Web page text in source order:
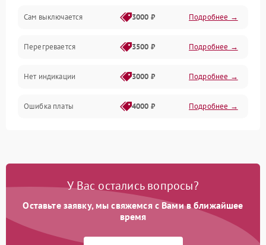
Сам выключается 3000 ₽ Подробнее →
Перегревается 3500 ₽ Подробнее →
Нет индикации 3000 ₽ Подробнее →
Ошибка платы 4000 ₽ Подробнее →
У Вас остались вопросы?
Оставьте заявку, мы свяжемся с Вами в ближайшее
время